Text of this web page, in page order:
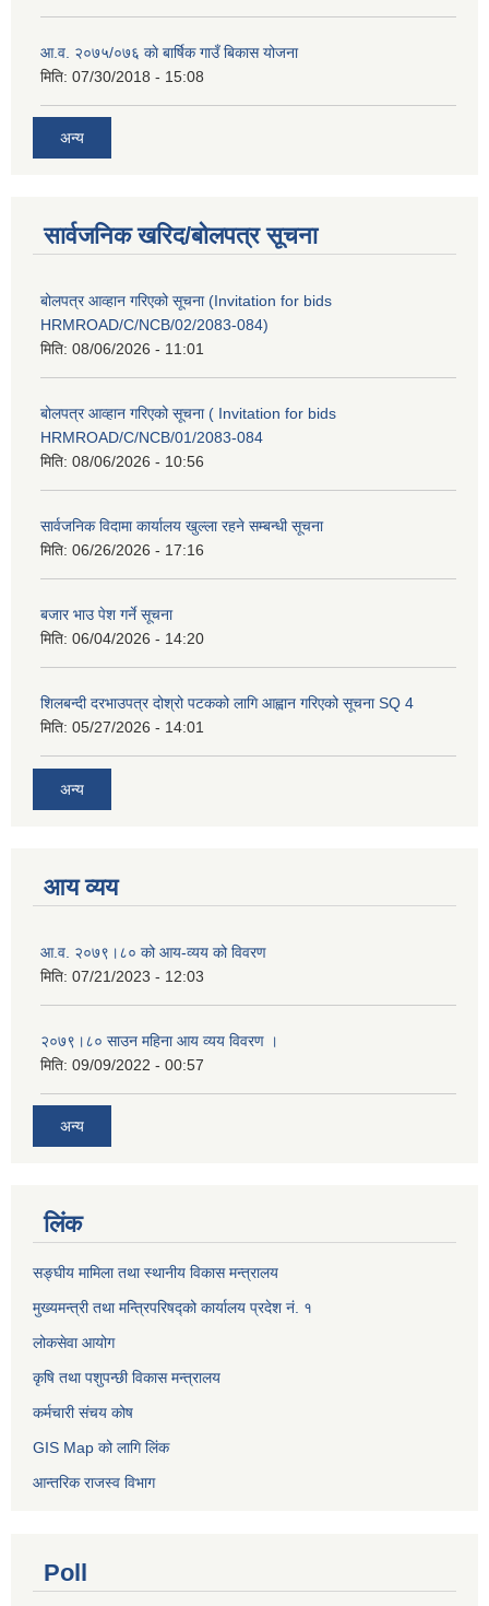
आ.व. २०७५/०७६ काे बार्षिक गाउँ बिकास योजना
मिति: 07/30/2018 - 15:08
अन्य
सार्वजनिक खरिद/बोलपत्र सूचना
बोलपत्र आव्हान गरिएको सूचना (Invitation for bids
HRMROAD/C/NCB/02/2083-084)
मिति: 08/06/2026 - 11:01
बोलपत्र आव्हान गरिएको सूचना ( Invitation for bids
HRMROAD/C/NCB/01/2083-084
मिति: 08/06/2026 - 10:56
सार्वजनिक विदामा कार्यालय खुल्ला रहने सम्बन्धी सूचना
मिति: 06/26/2026 - 17:16
बजार भाउ पेश गर्ने सूचना
मिति: 06/04/2026 - 14:20
शिलबन्दी दरभाउपत्र दोश्रो पटकको लागि आह्वान गरिएको सूचना SQ 4
मिति: 05/27/2026 - 14:01
अन्य
आय व्यय
आ.व. २०७९।८० को आय-व्यय को विवरण
मिति: 07/21/2023 - 12:03
२०७९।८० साउन महिना आय व्यय विवरण ।
मिति: 09/09/2022 - 00:57
अन्य
लिंक
सङ्घीय मामिला तथा स्थानीय विकास मन्त्रालय
मुख्यमन्त्री तथा मन्त्रिपरिषद्को कार्यालय प्रदेश नं. १
लोकसेवा आयोग ​​​​
कृषि तथा पशुपन्छी विकास मन्त्रालय
कर्मचारी संचय कोष
GIS Map को लागि लिंक
आन्तरिक राजस्व विभाग
Poll